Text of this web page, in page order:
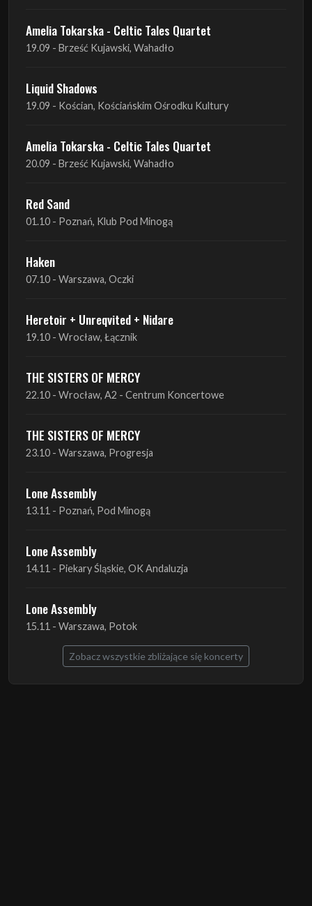
Liquid Shadows
19.09 - Kościan, Kościańskim Ośrodku Kultury
Amelia Tokarska - Celtic Tales Quartet
20.09 - Brześć Kujawski, Wahadło
Red Sand
Haken
Heretoir + Unreqvited + Nidare
THE SISTERS OF MERCY
22.10 - Wrocław, A2 - Centrum Koncertowe
THE SISTERS OF MERCY
Lone Assembly
Lone Assembly
14.11 - Piekary Śląskie, OK Andaluzja
Lone Assembly
15.11 - Warszawa, Potok